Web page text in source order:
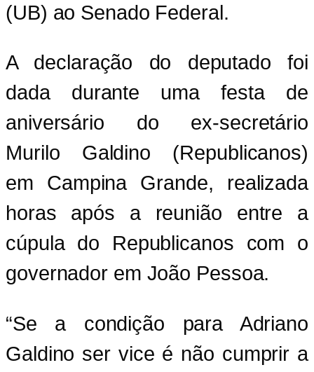
(UB) ao Senado Federal.
A declaração do deputado foi
dada durante uma festa de
aniversário do ex-secretário
Murilo Galdino (Republicanos)
em Campina Grande, realizada
horas após a reunião entre a
cúpula do Republicanos com o
governador em João Pessoa.
“Se a condição para Adriano
Galdino ser vice é não cumprir a